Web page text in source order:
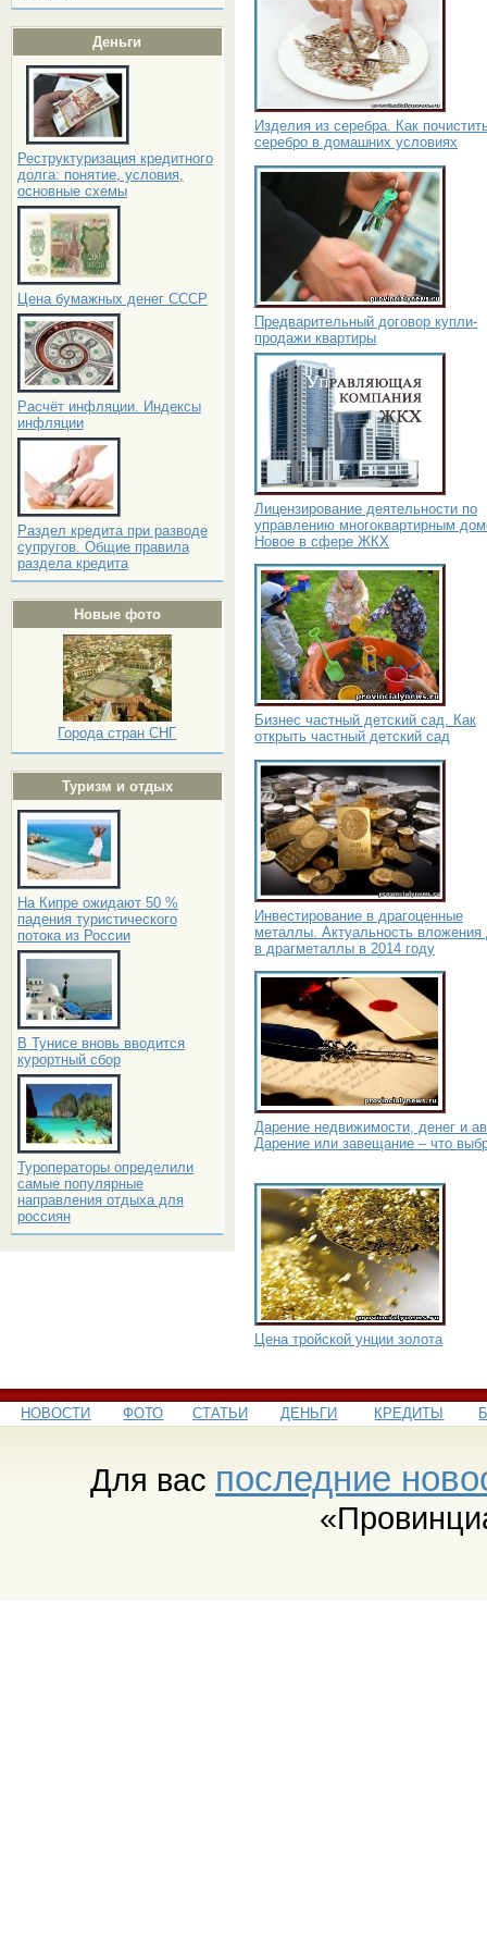
Деньги
Реструктуризация кредитного
долга: понятие, условия,
основные схемы
Цена бумажных денег СССР
Расчёт инфляции. Индексы
инфляции
Раздел кредита при разводе
супругов. Общие правила
раздела кредита
Новые фото
Города стран СНГ
Туризм и отдых
На Кипре ожидают 50 %
падения туристического
потока из России
В Тунисе вновь вводится
курортный сбор
Туроператоры определили
самые популярные
направления отдыха для
россиян
Изделия из серебра. Как
серебро в домашних условиях
Предварительный договор купли-
продажи квартиры
Лицензирование деятельности по
управлению многоквартирным
Новое в сфере ЖКХ
Бизнес частный детский сад. Как
открыть частный детский сад
Инвестирование в драгоценные
металлы. Актуальность вложения
в драгметаллы в 2014 году
Дарение недвижимости, денег и
Дарение или завещание – что
Цена тройской унции золота
НОВОСТИ ФОТО СТАТЬИ ДЕНЬГИ КРЕДИТЫ
Для вас последние